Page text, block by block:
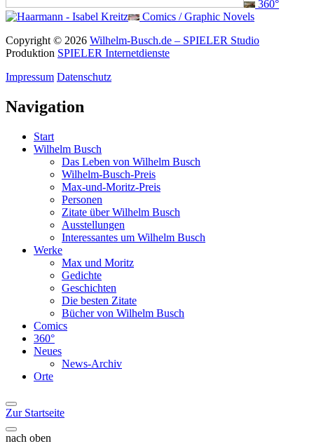
360°
Comics / Graphic Novels
Copyright © 2026 Wilhelm-Busch.de – SPIELER Studio
Produktion SPIELER Internetdienste
Impressum Datenschutz
Navigation
Start
Wilhelm Busch
Das Leben von Wilhelm Busch
Wilhelm-Busch-Preis
Max-und-Moritz-Preis
Personen
Zitate über Wilhelm Busch
Ausstellungen
Interessantes um Wilhelm Busch
Werke
Max und Moritz
Gedichte
Geschichten
Die besten Zitate
Bücher von Wilhelm Busch
Comics
360°
Neues
News-Archiv
Orte
Zur Startseite
nach oben